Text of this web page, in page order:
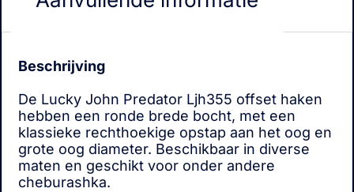
Beschrijving
De Lucky John Predator Ljh355 offset haken
hebben een ronde brede bocht, met een
klassieke rechthoekige opstap aan het oog en
grote oog diameter. Beschikbaar in diverse
maten en geschikt voor onder andere
cheburashka.